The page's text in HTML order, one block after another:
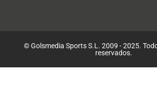
© Golsmedia Sports S.L. 2009 - 2025.
reservados.